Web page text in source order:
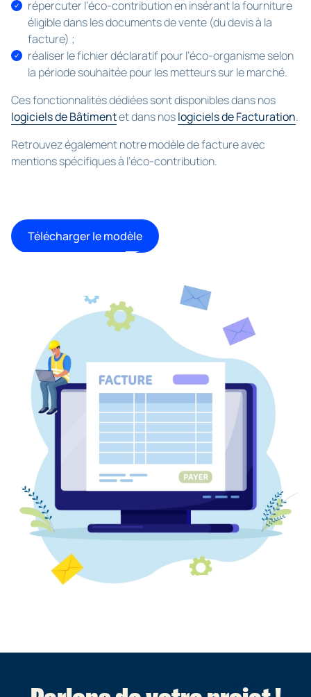
répercuter l’éco-contribution en insérant la fourniture
éligible dans les documents de vente (du devis à la
facture) ;
réaliser le fichier déclaratif pour l’éco-organisme selon
la période souhaitée pour les metteurs sur le marché.
Ces fonctionnalités dédiées sont disponibles dans nos
logiciels de Bâtimentet dans noslogiciels de Facturation.
Retrouvez également notre modèle de facture avec
mentions spécifiques à l’éco-contribution.
Télécharger le modèle